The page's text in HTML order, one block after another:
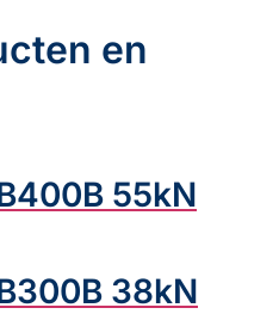
en
55kN
38kN